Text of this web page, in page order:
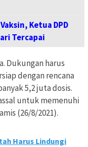
Ketua DPD
Tercapai
Dukungan harus
dengan rencana
5,2 juta dosis.
untuk memenuhi
(26/8/2021).
Harus Lindungi